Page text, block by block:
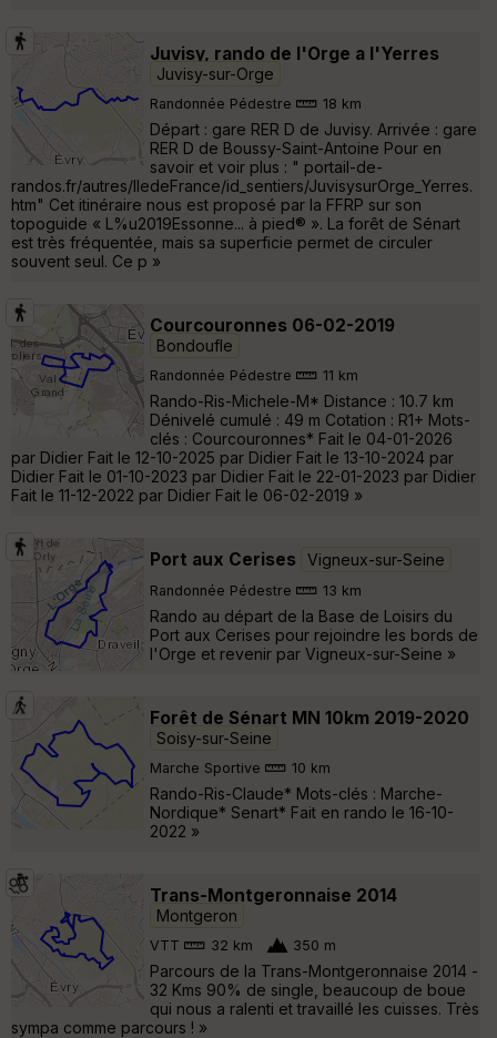
Juvisy, rando de l'Orge a l'Yerres
Juvisy-sur-Orge
Randonnée Pédestre 18 km
Départ : gare RER D de Juvisy. Arrivée : gare
RER D de Boussy-Saint-Antoine Pour en
savoir et voir plus : " portail-de-
randos.fr/autres/IledeFrance/id_sentiers/JuvisysurOrge_Yerres.
htm" Cet itinéraire nous est proposé par la FFRP sur son
topoguide « L%u2019Essonne... à pied® ». La forêt de Sénart
est très fréquentée, mais sa superficie permet de circuler
souvent seul. Ce p »
Courcouronnes 06-02-2019
Bondoufle
Randonnée Pédestre 11 km
Rando-Ris-Michele-M* Distance : 10.7 km
Dénivelé cumulé : 49 m Cotation : R1+ Mots-
clés : Courcouronnes* Fait le 04-01-2026
par Didier Fait le 12-10-2025 par Didier Fait le 13-10-2024 par
Didier Fait le 01-10-2023 par Didier Fait le 22-01-2023 par Didier
Fait le 11-12-2022 par Didier Fait le 06-02-2019 »
Port aux Cerises Vigneux-sur-Seine
Randonnée Pédestre 13 km
Rando au départ de la Base de Loisirs du
Port aux Cerises pour rejoindre les bords de
l'Orge et revenir par Vigneux-sur-Seine »
Forêt de Sénart MN 10km 2019-2020
Soisy-sur-Seine
Marche Sportive 10 km
Rando-Ris-Claude* Mots-clés : Marche-
Nordique* Senart* Fait en rando le 16-10-
2022 »
Trans-Montgeronnaise 2014
Montgeron
VTT 32 km 350 m
Parcours de la Trans-Montgeronnaise 2014 -
32 Kms 90% de single, beaucoup de boue
qui nous a ralenti et travaillé les cuisses. Très
sympa comme parcours ! »